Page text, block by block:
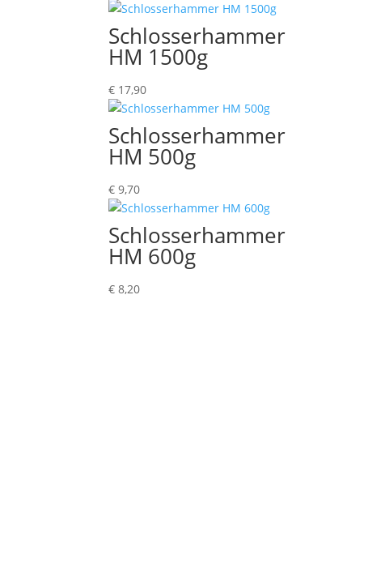
Schlosserhammer
HM 1500g
€ 17,90
Schlosserhammer
HM 500g
€ 9,70
Schlosserhammer
HM 600g
€ 8,20